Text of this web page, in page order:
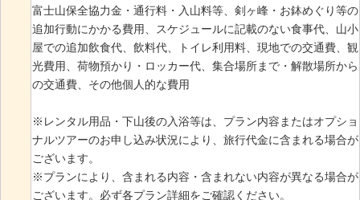
富士山保全協力金・通行料・入山料等、剣ヶ峰・お鉢めぐり等の
追加行動にかかる費用、スケジュールに記載のない食事代、山小
屋での追加飲食代、飲料代、トイレ利用料、現地での交通費、観
光費用、荷物預かり・ロッカー代、集合場所まで・解散場所から
の交通費、その他個人的な費用
※レンタル用品・下山後の入浴等は、プラン内容またはオプショ
ナルツアーのお申し込み状況により、旅行代金に含まれる場合が
ございます。
※プランにより、含まれる内容・含まれない内容が異なる場合が
ございます。必ず各プラン詳細をご確認ください。